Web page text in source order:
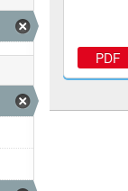
PDF